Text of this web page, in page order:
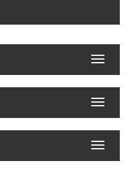
Toggle
Toggle
Toggle